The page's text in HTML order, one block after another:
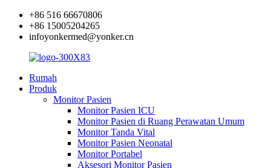
+86 516 66670806
+86 15005204265
infoyonkermed@yonker.cn
Rumah
Produk
Monitor Pasien
Monitor Pasien ICU
Monitor Pasien di Ruang Perawatan Umum
Monitor Tanda Vital
Monitor Pasien Neonatal
Monitor Portabel
Aksesori Monitor Pasien